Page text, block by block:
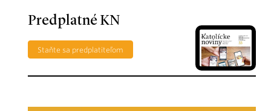
Predplatné KN
Staňte sa predplatiteľom